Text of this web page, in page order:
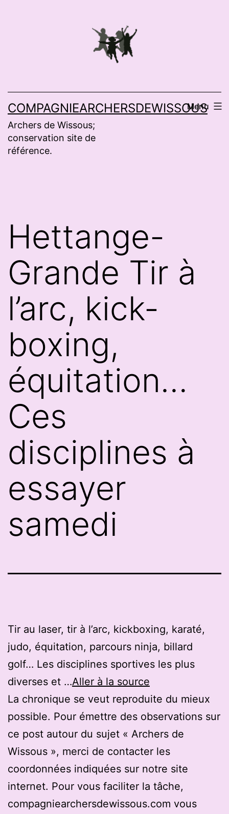
COMPAGNIEARCHERSDEWISSOUS
Archers de Wissous;
conservation site de
référence.
Menu
Hettange-
Grande Tir à
l’arc, kick-
boxing,
équitation…
Ces
disciplines à
essayer
samedi
Tir au laser, tir à l’arc, kickboxing, karaté,
judo, équitation, parcours ninja, billard
golf… Les disciplines sportives les plus
diverses et …Aller à la source
La chronique se veut reproduite du mieux
possible. Pour émettre des observations sur
ce post autour du sujet « Archers de
Wissous », merci de contacter les
coordonnées indiquées sur notre site
internet. Pour vous faciliter la tâche,
compagniearchersdewissous.com vous